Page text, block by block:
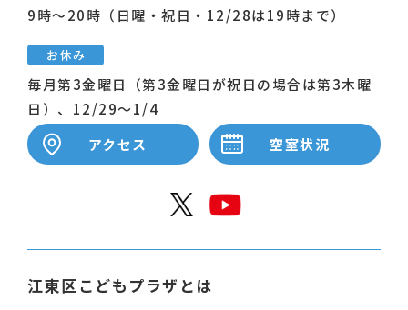
9時～20時（日曜・祝日・12/28は19時まで）
お休み
毎月第3金曜日（第3金曜日が祝日の場合は第3木曜
日）、12/29～1/4
アクセス
空室状況
江東区こどもプラザとは